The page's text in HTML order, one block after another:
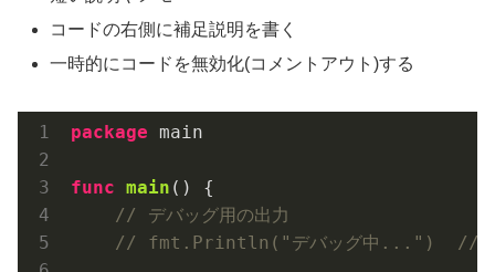
コードの右側に補足説明を書く
一時的にコードを無効化(コメントアウト)する
package main
func main ()
{
// デバッグ用の出力
// fmt.Println("デバッグ中...")  // 一